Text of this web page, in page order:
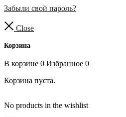
Забыли свой пароль?
Close
Корзина
В корзине 0 Избранное 0
Корзина пуста.
No products in the wishlist